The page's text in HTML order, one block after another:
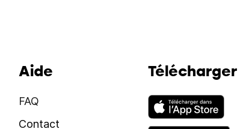
Aide
FAQ
Contact
Télécharger